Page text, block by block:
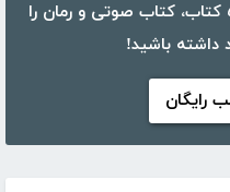
با اپلیکیشن کتابراه، بیش از ۵۰،۰۰۰ کتاب، کتاب صوتی و رمان را
داشته باشید!
رایگان